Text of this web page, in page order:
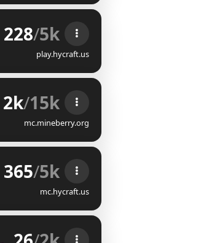
228/5k
play.hycraft.us
OR[RKFQ
2k/15k
mc.mineberry.org
365/5k
mc.hycraft.us